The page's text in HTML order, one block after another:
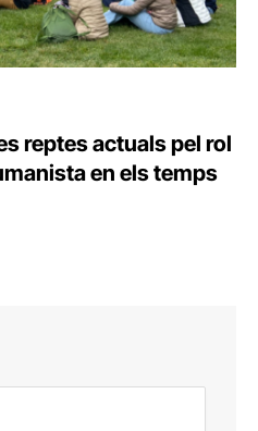
reptes actuals pel rol
en els temps